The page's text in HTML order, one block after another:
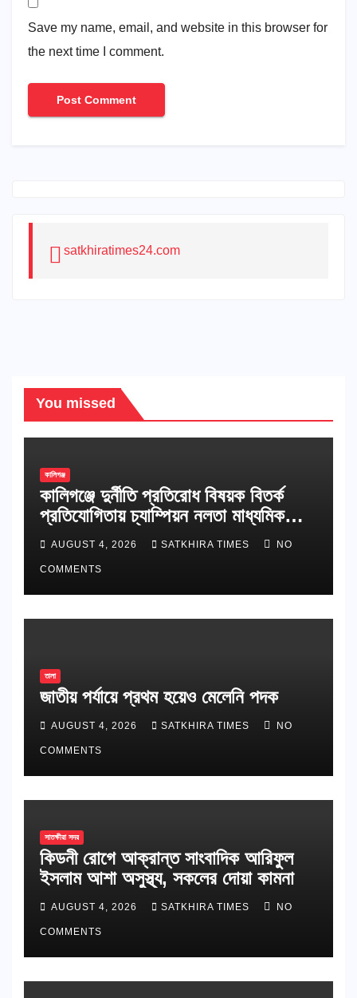
Save my name, email, and website in this browser for
the next time I comment.
satkhiratimes24.com
You missed
কালিগঞ্জ
কালিগঞ্জে দুর্নীতি প্রতিরোধ বিষয়ক বিতর্ক
প্রতিযোগিতায় চ্যাম্পিয়ন নলতা মাধ্যমিক
বিদ্যালয়
AUGUST 4, 2026 SATKHIRA TIMES NO
COMMENTS
তালা
জাতীয় পর্যায়ে প্রথম হয়েও মেলেনি পদক
AUGUST 4, 2026 SATKHIRA TIMES NO
COMMENTS
সাতক্ষীরা সদর
কিডনী রোগে আক্রান্ত সাংবাদিক আরিফুল
ইসলাম আশা অসুস্থ্য, সকলের দোয়া কামনা
AUGUST 4, 2026 SATKHIRA TIMES NO
COMMENTS